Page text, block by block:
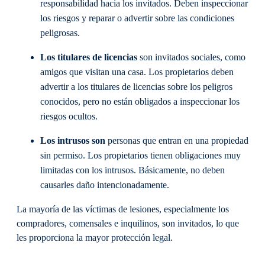
responsabilidad hacia los invitados. Deben inspeccionar
los riesgos y reparar o advertir sobre las condiciones
peligrosas.
Los titulares de licencias son invitados sociales, como
amigos que visitan una casa. Los propietarios deben
advertir a los titulares de licencias sobre los peligros
conocidos, pero no están obligados a inspeccionar los
riesgos ocultos.
Los intrusos son personas que entran en una propiedad
sin permiso. Los propietarios tienen obligaciones muy
limitadas con los intrusos. Básicamente, no deben
causarles daño intencionadamente.
La mayoría de las víctimas de lesiones, especialmente los
compradores, comensales e inquilinos, son invitados, lo que
les proporciona la mayor protección legal.